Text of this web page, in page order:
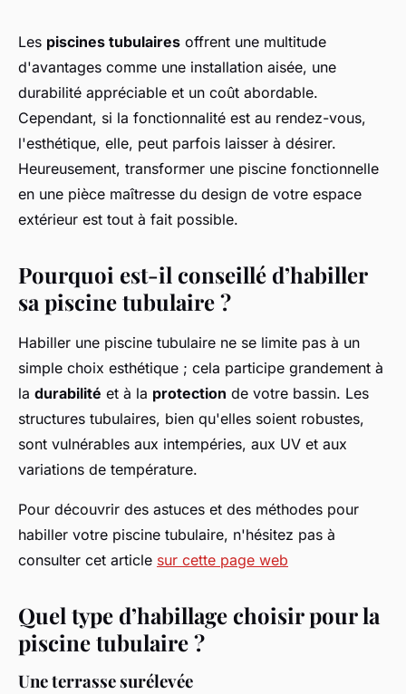
Comment habiller une piscine
tubulaire pour la rendre plus
jolie ?
sandrine•1 janvier 2024• 2 min de lecture
Les piscines tubulaires offrent une multitude
d'avantages comme une installation aisée, une
durabilité appréciable et un coût abordable.
Cependant, si la fonctionnalité est au rendez-vous,
l'esthétique, elle, peut parfois laisser à désirer.
Heureusement, transformer une piscine fonctionnelle
en une pièce maîtresse du design de votre espace
extérieur est tout à fait possible.
Pourquoi est-il conseillé d’habiller
sa piscine tubulaire ?
Habiller une piscine tubulaire ne se limite pas à un
simple choix esthétique ; cela participe grandement à
la durabilité et à la protection de votre bassin. Les
structures tubulaires, bien qu'elles soient robustes,
sont vulnérables aux intempéries, aux UV et aux
variations de température.
Pour découvrir des astuces et des méthodes pour
habiller votre piscine tubulaire, n'hésitez pas à
consulter cet article sur cette page web
Quel type d’habillage choisir pour la
piscine tubulaire ?
Une terrasse surélevée